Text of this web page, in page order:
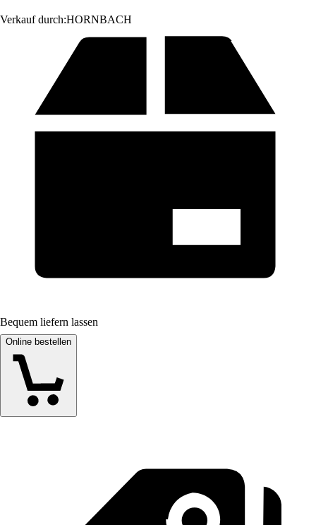
Verkauf durch:HORNBACH
Bequem liefern lassen
Online bestellen